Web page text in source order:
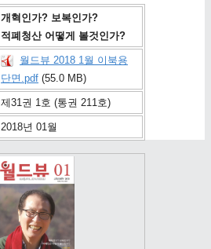
개혁인가? 보복인가?
적폐청산 어떻게 볼것인가?
월드뷰 2018 1월 이북용
단면.pdf (55.0 MB)
제31권 1호 (통권 211호)
2018년 01월